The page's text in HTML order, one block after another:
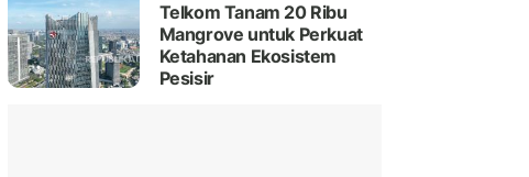
Telkom Tanam 20 Ribu
Mangrove untuk Perkuat
Ketahanan Ekosistem
Pesisir